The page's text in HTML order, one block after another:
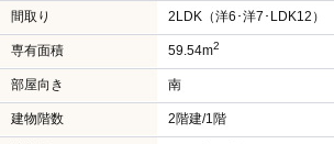
間取り 2LDK（洋6･洋7･LDK12）
専有面積 59.54m2
部屋向き 南
建物階数 2階建/1階